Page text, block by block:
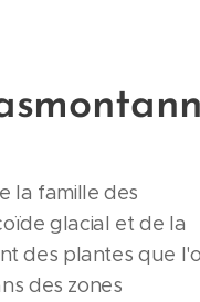
la famille des
glacial et de la
des plantes que
des zones